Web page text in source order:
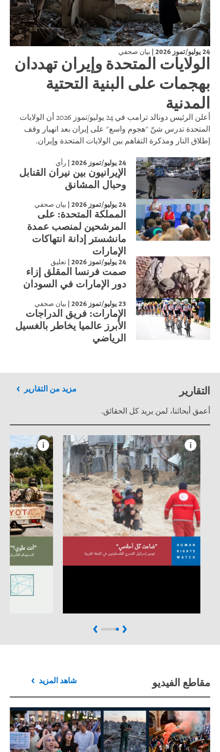
24 يوليو/تموز 2026 | بيان صحفي
الولايات المتحدة وإيران تهددان
بهجمات على البنية التحتية
المدنية
أعلن الرئيس دونالد ترامب في 24 يوليو/تموز 2026 أن الولايات
المتحدة تدرس شنّ "هجوم واسع" على إيران بعد انهيار وقف
إطلاق النار ومذكرة التفاهم بين الولايات المتحدة وإيران.
24 يوليو/تموز 2026 | رأي
الإيرانيون بين نيران القنابل
وحبال المشانق
24 يوليو/تموز 2026 | بيان صحفي
المملكة المتحدة: على
المرشحين لمنصب عمدة
مانشستر إدانة انتهاكات
الإمارات
24 يوليو/تموز 2026 |تعليق
صمت فرنسا المقلق إزاء
دور الإمارات في السودان
23 يوليو/تموز 2026 | بيان صحفي
الإمارات: فريق الدراجات
الأبرز عالميا يخاطر بالغسيل
الرياضي
التقارير مزيد من التقارير
أعمق أبحاثنا، لمن يريد كل الحقائق.
Previous
Next
مقاطع الفيديو شاهد المزيد